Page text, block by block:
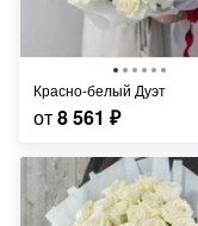
Красно-белый Дуэт
от8 561 ₽